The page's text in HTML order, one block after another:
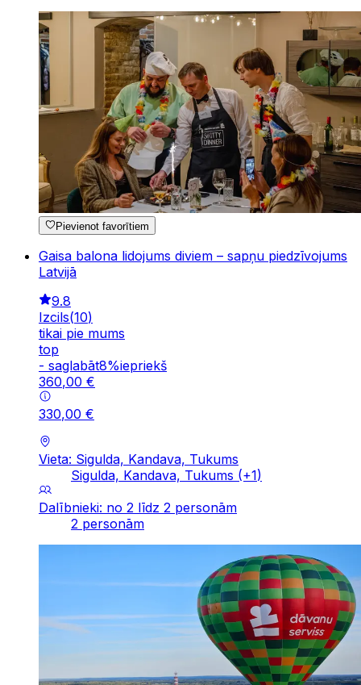
Pievienot favorītiem
Gaisa balona lidojums diviem – sapņu piedzīvojums
Latvijā
9.8
Izcils(10)
tikai pie mums
top
- saglabāt8%iepriekš
360,00 €
330,00 €
Vieta: Sigulda, Kandava, Tukums
Sigulda, Kandava, Tukums (+1)
Dalībnieki: no 2 līdz 2 personām
2 personām